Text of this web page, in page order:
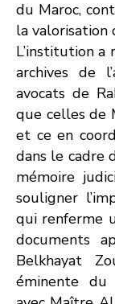
du Maroc,
la valorisation
L’institution a
archives de
avocats de
que celles de
et ce en
dans le cadre
mémoire
souligner
qui renferme
documents
Belkhayat
éminente du